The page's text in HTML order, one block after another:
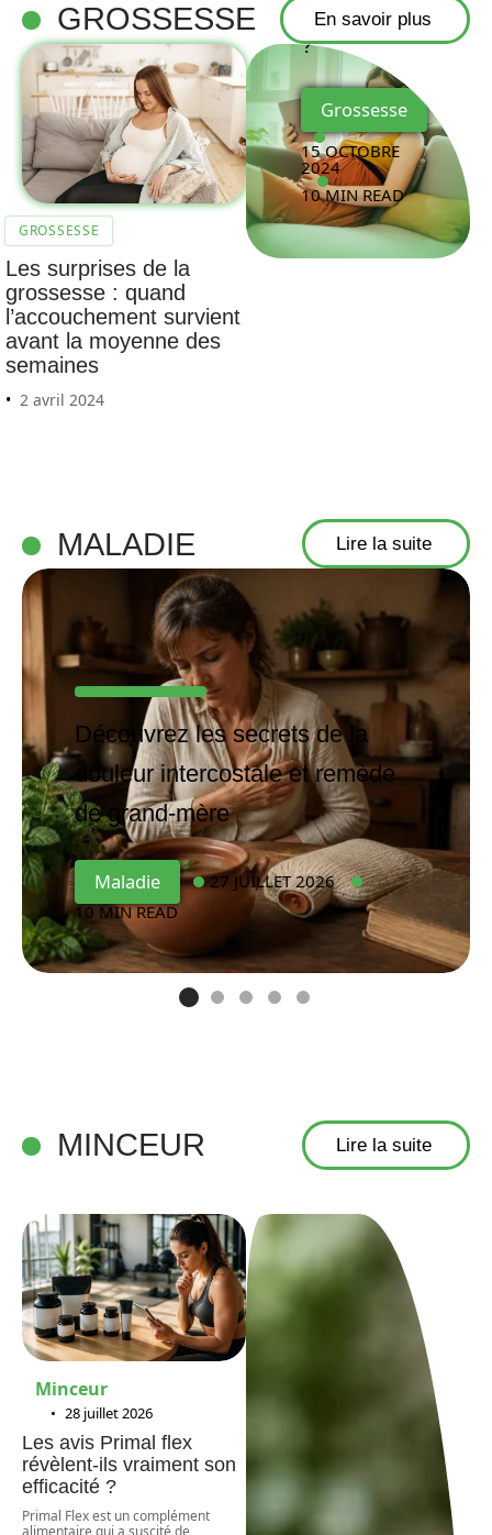
GROSSESSE En savoir plus
GROSSESSE
Les surprises de la
grossesse : quand
l’accouchement survient
avant la moyenne des
semaines
2 avril 2024
de grossesse
?
Grossesse
15 OCTOBRE
2024
10 MIN READ
MALADIE Lire la suite
Découvrez les secrets de la
douleur intercostale et remède
de grand-mère
Maladie
27 JUILLET 2026
10 MIN READ
MINCEUR Lire la suite
Minceur
28 juillet 2026
Les avis Primal flex
révèlent-ils vraiment son
efficacité ?
Primal Flex est un complément